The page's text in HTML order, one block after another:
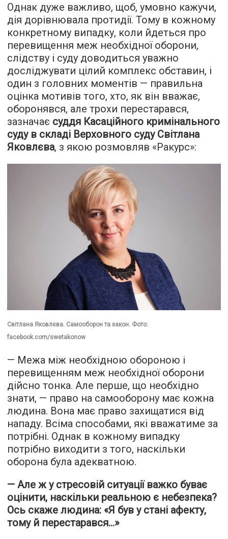
Однак дуже важливо, щоб, умовно кажучи,
дія дорівнювала протидії. Тому в кожному
конкретному випадку, коли йдеться про
перевищення меж необхідної оборони,
слідству і суду доводиться уважно
досліджувати цілий комплекс обставин, і
один з головних моментів — правильна
оцінка мотивів того, хто, як він вважає,
оборонявся, але трохи перестарався,
зазначає суддя Касаційного кримінального
суду в складі Верховного суду Світлана
Яковлєва, з якою розмовляв «Ракурс»:
Світлана Яковлєва. Самооборон та закон. Фото:
facebook.com/swetakonow
— Межа між необхідною обороною і
перевищенням меж необхідної оборони
дійсно тонка. Але перше, що необхідно
знати, — право на самооборону має кожна
людина. Вона має право захищатися від
нападу. Всіма способами, які вважатиме за
потрібні. Однак в кожному випадку
потрібно виходити з того, наскільки
оборона була адекватною.
— Але ж у стресовій ситуації важко буває
оцінити, наскільки реальною є небезпека?
Ось скаже людина: «Я був у стані афекту,
тому й перестарався...»